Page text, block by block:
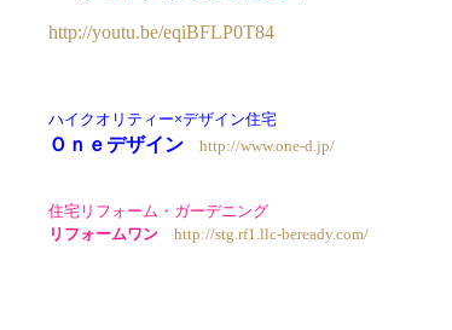
http://youtu.be/eqiBFLP0T84
ハイクオリティー×デザイン住宅
Ｏｎｅデザイン http://www.one-d.jp/
住宅リフォーム・ガーデニング
リフォームワン http://stg.rf1.llc-beready.com/